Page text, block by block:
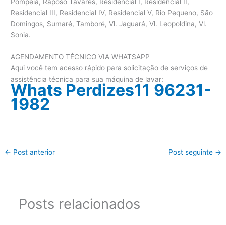
Residencial III, Residencial IV, Residencial V, Rio Pequeno, São
Domingos, Sumaré, Tamboré, Vl. Jaguará, Vl. Leopoldina, Vl.
Sonia.
AGENDAMENTO TÉCNICO VIA WHATSAPP
Aqui você tem acesso rápido para solicitação de serviços de
assistência técnica para sua máquina de lavar:
Whats Perdizes11 96231-
1982
← Post anterior Post seguinte →
Posts relacionados